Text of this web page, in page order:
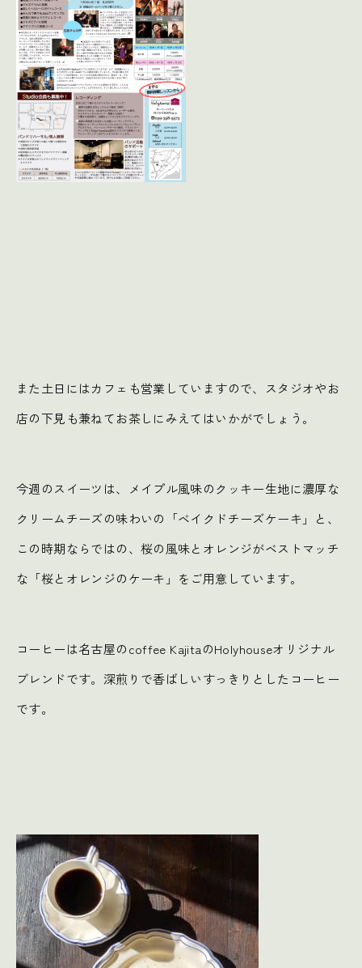
また土日にはカフェも営業していますので、スタジオやお
店の下見も兼ねてお茶しにみえてはいかがでしょう。
今週のスイーツは、メイプル風味のクッキー生地に濃厚な
クリームチーズの味わいの「ベイクドチーズケーキ」と、
この時期ならではの、桜の風味とオレンジがベストマッチ
な「桜とオレンジのケーキ」をご用意しています。
コーヒーは名古屋のcoffee KajitaのHolyhouseオリジナル
ブレンドです。深煎りで香ばしいすっきりとしたコーヒー
です。